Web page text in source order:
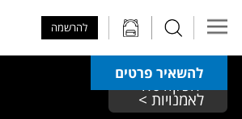
להרשמה
להשאיר פרטים
הפקולטה
לאמנויות >